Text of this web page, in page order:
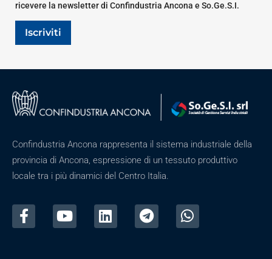
ricevere la newsletter di Confindustria Ancona e So.Ge.S.I.
Iscriviti
Confindustria Ancona rappresenta il sistema industriale della
provincia di Ancona, espressione di un tessuto produttivo
locale tra i più dinamici del Centro Italia.